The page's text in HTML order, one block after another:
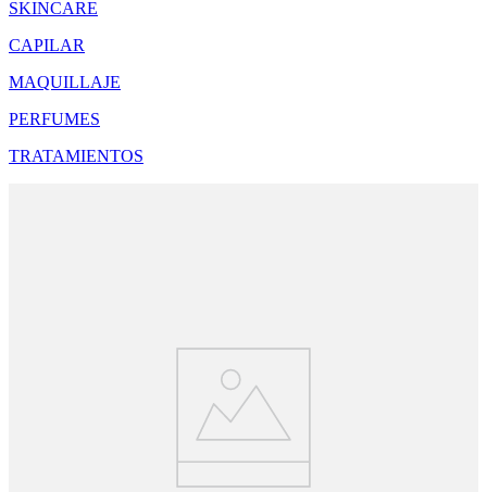
SKINCARE
CAPILAR
MAQUILLAJE
PERFUMES
TRATAMIENTOS